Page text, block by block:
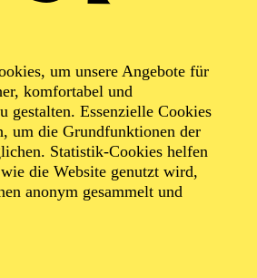
um unsere Angebote für
komfortabel und
gestalten. Essenzielle Cookies
um die Grundfunktionen der
Statistik-Cookies helfen
die Website genutzt wird,
anonym gesammelt und
Konzert- u. Gastspieldirektion OTTO
Angebot der TUPcard ausgeschlossen.